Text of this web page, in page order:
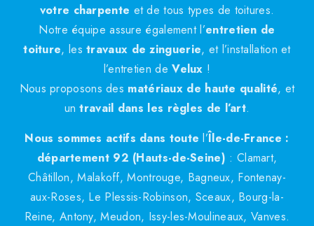
votre charpente et de tous types de toitures.
Notre équipe assure également l’entretien de
toiture, lestravaux de zinguerie, et l’installation et
l’entretien deVelux !
Nous proposons des matériaux de haute qualité, et
untravail dans les règles de l’art.
Nous sommes actifs dans toute l’Île-de-France :
département 92 (Hauts-de-Seine) : Clamart,
Châtillon, Malakoff, Montrouge, Bagneux, Fontenay-
aux-Roses, Le Plessis-Robinson, Sceaux, Bourg-la-
Reine, Antony, Meudon, Issy-les-Moulineaux, Vanves.